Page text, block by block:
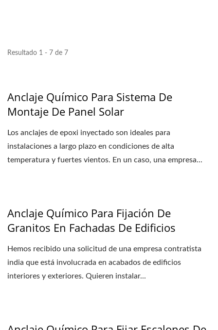
Resultado 1 - 7 de 7
Anclaje Químico Para Sistema De
Montaje De Panel Solar
Los anclajes de epoxi inyectado son ideales para
instalaciones a largo plazo en condiciones de alta
temperatura y fuertes vientos. En un caso, una empresa...
Anclaje Químico Para Fijación De
Granitos En Fachadas De Edificios
Hemos recibido una solicitud de una empresa contratista
india que está involucrada en acabados de edificios
interiores y exteriores. Quieren instalar...